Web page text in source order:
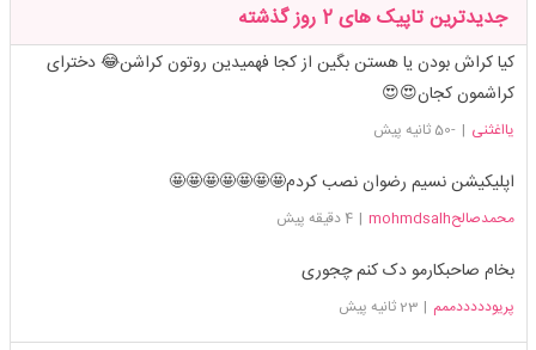
جدیدترین تاپیک های 2 روز گذشته
کیا کراش بودن یا هستن بگین از کجا فهمیدین روتون کراشن😂 دخترای
کراشمون کجان😍😍
یااغثنی | -50 ثانیه پیش
اپلیکیشن نسیم رضوان نصب کردم🤩🤩🤩🤩🤩🤩🤩
محمدصالحmohmdsalh | 4 دقیقه پیش
بخام صاحبکارمو دک کنم چجوری
پریودددددممم | 23 ثانیه پیش